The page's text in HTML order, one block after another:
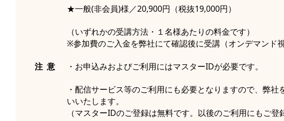
★一般(非会員)様／20,900円（税抜19,000円）
（いずれかの受講方法・１名様あたりの料金です）
※参加費のご入金を弊社にて確認後に受講（オンデマンド
注 意 ・お申込みおよびご利用にはマスターIDが必要です。
・配信サービス等のご利用にも必要となりますので、弊
いいたします。
（マスターIDのご登録は無料です。以後のご利用にもご